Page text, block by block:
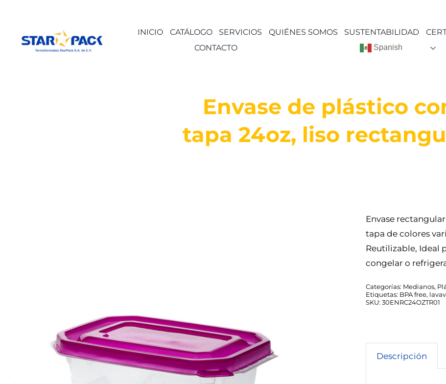
contenido
INICIO CATÁLOGO SERVICIOS QUIÉNES SOMOS SUSTENTABILIDAD
CONTACTO
Spanish
Envase de plástico
tapa 24oz, liso
Envase
tapa de colores
Reutilizable, Ideal
congelar o
Categorías: Medianos,
Etiquetas: BPA free,
SKU: 30ENRC24OZTR01
Descripción